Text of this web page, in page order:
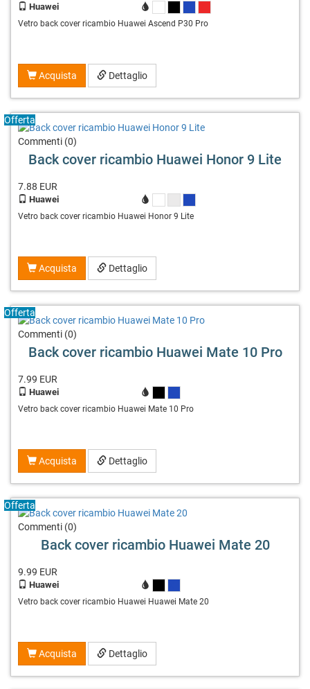
Huawei
Vetro back cover ricambio Huawei Ascend P30 Pro
Acquista Dettaglio
Offerta
Commenti (0)
Back cover ricambio Huawei Honor 9 Lite
7.88 EUR
Huawei
Vetro back cover ricambio Huawei Honor 9 Lite
Acquista Dettaglio
Offerta
Commenti (0)
Back cover ricambio Huawei Mate 10 Pro
7.99 EUR
Huawei
Vetro back cover ricambio Huawei Mate 10 Pro
Acquista Dettaglio
Offerta
Commenti (0)
Back cover ricambio Huawei Mate 20
9.99 EUR
Huawei
Vetro back cover ricambio Huawei Huawei Mate 20
Acquista Dettaglio